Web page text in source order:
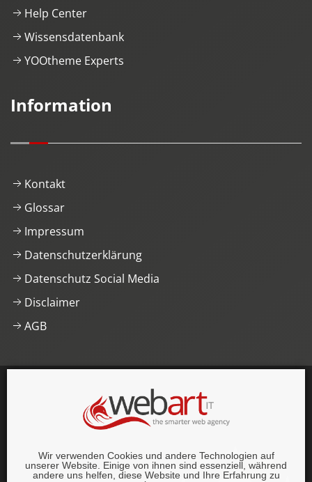
Wir verwenden Cookies und andere Technologien auf
unserer Website. Einige von ihnen sind essenziell, während
andere uns helfen, diese Website und Ihre Erfahrung zu
Help Center
Wissensdatenbank
YOOtheme Experts
Information
Kontakt
Glossar
Impressum
Datenschutzerklärung
Datenschutz Social Media
Disclaimer
AGB
This website was proudly built with , lots of
CSS3.
Alle Rechte vorbehalten.